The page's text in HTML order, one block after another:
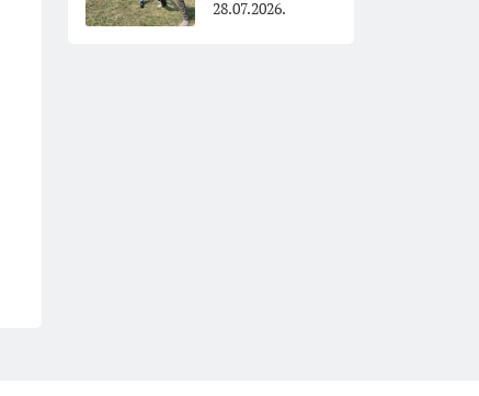
28.07.2026.